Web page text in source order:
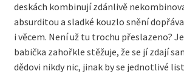
deskách kombinují zdánlivě
absurditou a sladké kouzlo snění
i věcem. Není už tu trochu přeslazeno?
babička zahořkle stěžuje, že se jí zdají
dědovi nikdy nic, jinak by se jednotlivé